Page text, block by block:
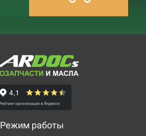
Режим работы